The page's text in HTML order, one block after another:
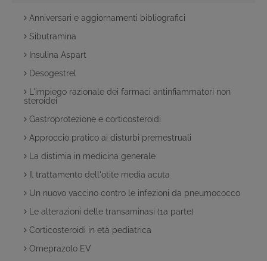
Anniversari e aggiornamenti bibliografici
Sibutramina
Insulina Aspart
Desogestrel
L'impiego razionale dei farmaci antinfiammatori non
steroidei
Gastroprotezione e corticosteroidi
Approccio pratico ai disturbi premestruali
La distimia in medicina generale
Il trattamento dell'otite media acuta
Un nuovo vaccino contro le infezioni da pneumococco
Le alterazioni delle transaminasi (1a parte)
Corticosteroidi in età pediatrica
Omeprazolo EV